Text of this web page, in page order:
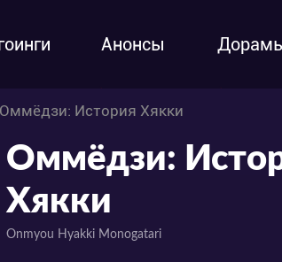
Анонсы
История Хякки
Оммёдзи:
Хякки
Onmyou Hyakki Monogatari